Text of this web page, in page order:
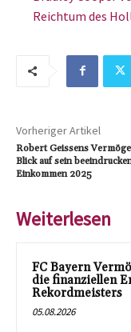
Reichtum des
Vorheriger Artikel
Robert Geissens
Blick auf sein
Einkommen 2025
Weiterlesen
FC Bayern
die finanziellen
Rekordmeisters
05.08.2026